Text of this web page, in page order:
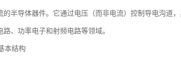
的半导体器件。它通过电压（而非电流）控制导电沟道
路、功率电子和射频电路等领域。
本结构